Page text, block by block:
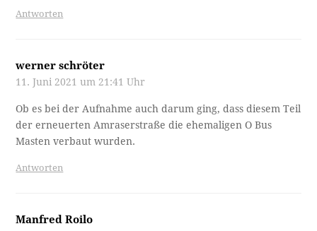
Antworten
werner schröter
11. Juni 2021 um 21:41 Uhr
Ob es bei der Aufnahme auch darum ging, dass diesem Teil
der erneuerten Amraserstraße die ehemaligen O Bus
Masten verbaut wurden.
Antworten
Manfred Roilo